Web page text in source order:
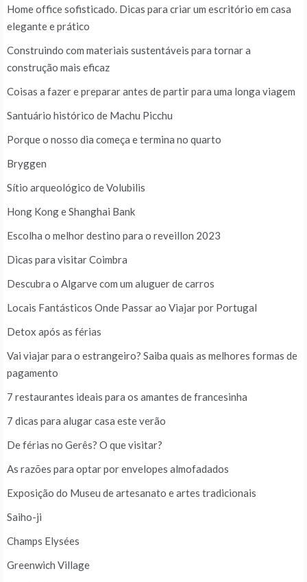
Home office sofisticado. Dicas para criar um escritório em casa
elegante e prático
Construindo com materiais sustentáveis para tornar a
construção mais eficaz
Coisas a fazer e preparar antes de partir para uma longa viagem
Santuário histórico de Machu Picchu
Porque o nosso dia começa e termina no quarto
Bryggen
Sítio arqueológico de Volubilis
Hong Kong e Shanghai Bank
Escolha o melhor destino para o reveillon 2023
Dicas para visitar Coimbra
Descubra o Algarve com um aluguer de carros
Locais Fantásticos Onde Passar ao Viajar por Portugal
Detox após as férias
Vai viajar para o estrangeiro? Saiba quais as melhores formas de
pagamento
7 restaurantes ideais para os amantes de francesinha
7 dicas para alugar casa este verão
De férias no Gerês? O que visitar?
As razões para optar por envelopes almofadados
Exposição do Museu de artesanato e artes tradicionais
Saiho-ji
Champs Elysées
Greenwich Village